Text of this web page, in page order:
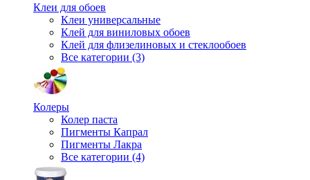
Клеи для обоев
Клеи универсальные
Клей для виниловых обоев
Клей для флизелиновых и стеклообоев
Все категории (3)
Колеры
Колер паста
Пигменты Капрал
Пигменты Лакра
Все категории (4)